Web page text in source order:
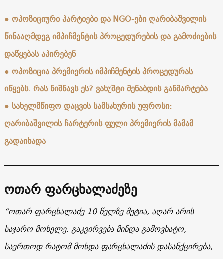
● ოპოზიციური პარტიები და NGO-ები ღარიბაშვილის
წინააღმდეგ იმპიჩმენტის პროცედურების და გამოძიების
დაწყებას აპირებენ
● ოპოზიცია პრემიერის იმპიჩმენტის პროცედურას
იწყებს. რას ნიშნავს ეს? ვახუშტი მენაბდის განმარტება
● სახელმწიფო დაცვის სამსახურის უფროსი:
ღარიბაშვილის ჩარტერის ფული პრემიერის მამამ
გადაიხადა
ოთარ ფარცხალაძეზე
“ოთარ ფარცხალაძე 10 წელზე მეტია, აღარ არის
საჯარო მოხელე. გაკვირვება მინდა გამოვხატო,
საერთოდ რატომ მოხდა ფარცხალაძის დასანქცირება,